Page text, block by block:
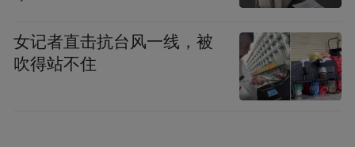
女记者直击抗台风一线，被
吹得站不住